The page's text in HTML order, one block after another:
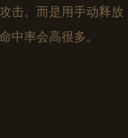
击。而是用手动释放
中率会高很多。